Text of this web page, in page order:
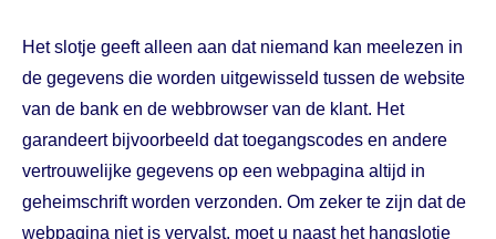
Het slotje geeft alleen aan dat niemand kan meelezen in
de gegevens die worden uitgewisseld tussen de website
van de bank en de webbrowser van de klant. Het
garandeert bijvoorbeeld dat toegangscodes en andere
vertrouwelijke gegevens op een webpagina altijd in
geheimschrift worden verzonden. Om zeker te zijn dat de
webpagina niet is vervalst, moet u naast het hangslotje